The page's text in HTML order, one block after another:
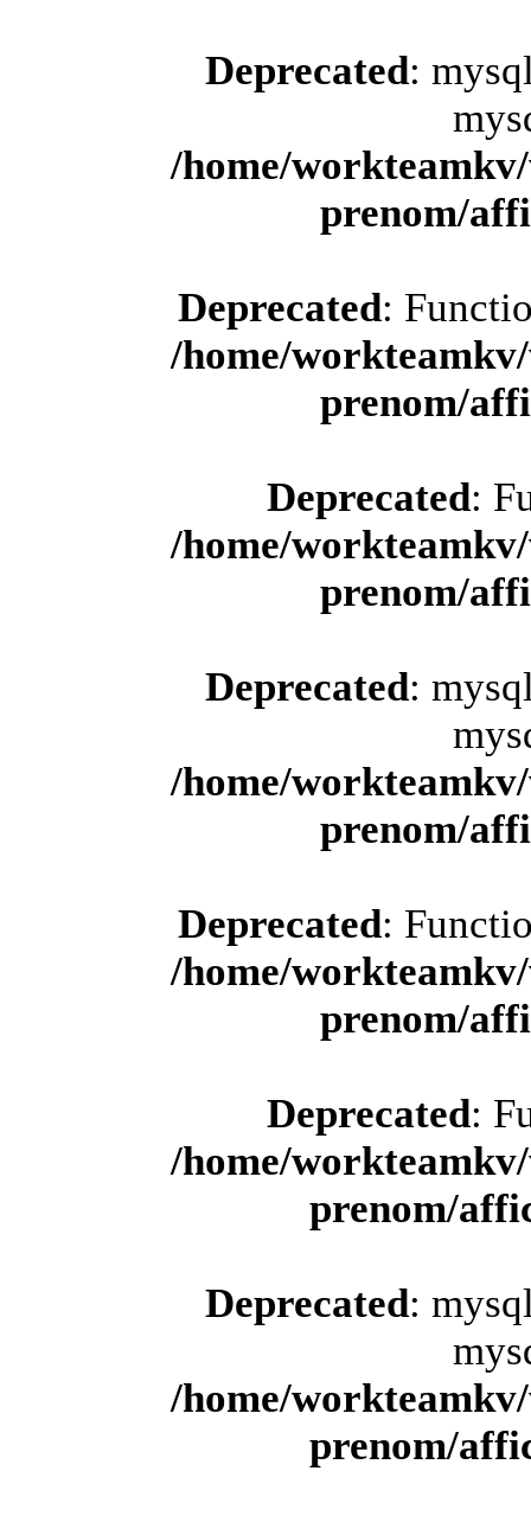
Deprecated:
/home/
prenom/
Deprecated:
/home/
prenom/
Deprecated:
/home/
prenom/
Deprecated:
/home/
prenom/
Deprecated:
/home/
prenom/
Deprecated:
/home/
prenom/
Deprecated:
/home/
prenom/